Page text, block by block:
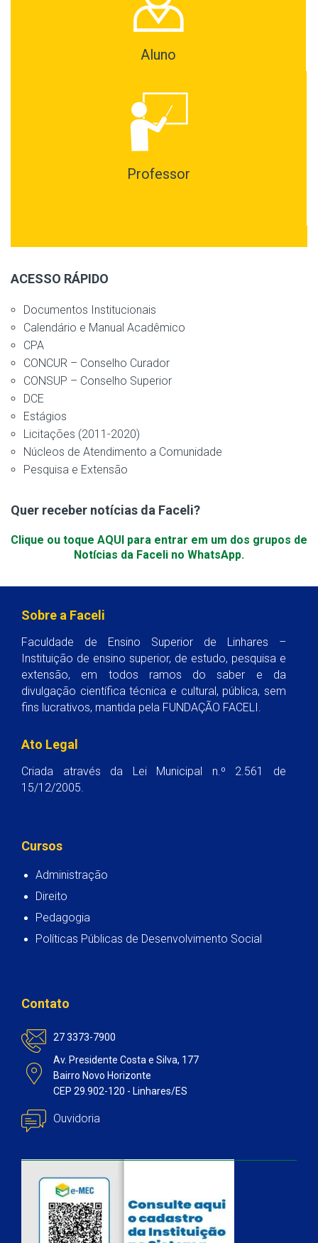
Aluno
Professor
ACESSO RÁPIDO
Documentos Institucionais
Calendário e Manual Acadêmico
CPA
CONCUR – Conselho Curador
CONSUP – Conselho Superior
DCE
Estágios
Licitações (2011-2020)
Núcleos de Atendimento a Comunidade
Pesquisa e Extensão
Quer receber notícias da Faceli?
Clique ou toque AQUI para entrar em um dos grupos de
Notícias da Faceli no WhatsApp.
Sobre a Faceli
Faculdade de Ensino Superior de Linhares –
Instituição de ensino superior, de estudo, pesquisa e
extensão, em todos ramos do saber e da
divulgação científica técnica e cultural, pública, sem
fins lucrativos, mantida pela FUNDAÇÃO FACELI.
Ato Legal
Criada através da Lei Municipal n.º 2.561 de
15/12/2005.
Cursos
Administração
Direito
Pedagogia
Políticas Públicas de Desenvolvimento Social
Contato
27 3373-7900
Av. Presidente Costa e Silva, 177
Bairro Novo Horizonte
CEP 29.902-120 - Linhares/ES
Ouvidoria